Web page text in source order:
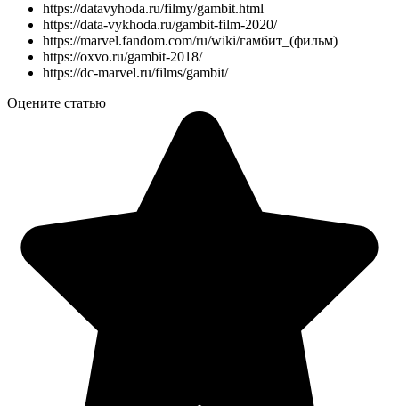
https://datavyhoda.ru/filmy/gambit.html
https://data-vykhoda.ru/gambit-film-2020/
https://marvel.fandom.com/ru/wiki/гамбит_(фильм)
https://oxvo.ru/gambit-2018/
https://dc-marvel.ru/films/gambit/
Оцените статью